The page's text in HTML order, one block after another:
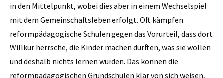
in den Mittelpunkt, wobei dies aber in einem Wechselspiel
mit dem Gemeinschaftsleben erfolgt. Oft kämpfen
reformpädagogische Schulen gegen das Vorurteil, dass dort
Willkür herrsche, die Kinder machen dürften, was sie wollen
und deshalb nichts lernen würden. Das können die
reformpädagogischen Grundschulen klar von sich weisen,